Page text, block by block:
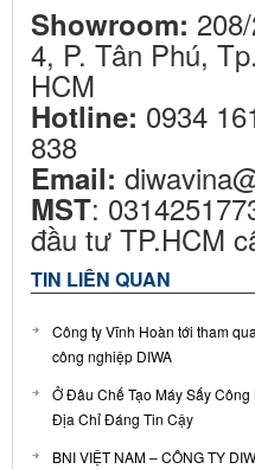
Showroom:
4, P. Tân Phú,
HCM
Hotline: 0934
838
Email:
MST:
đầu tư TP.HCM
TIN LIÊN QUAN
Công ty Vĩnh Hoàn tới tham
công nghiệp DIWA
Ở Đâu Chế Tạo Máy Sấy
Địa Chỉ Đáng Tin Cậy
BNI VIỆT NAM – CÔNG TY